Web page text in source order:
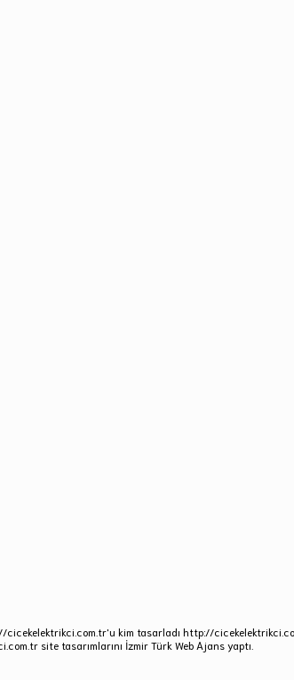
kim tasarladı http://
site tasarımlarını İzmir Türk Web Ajans yaptı.